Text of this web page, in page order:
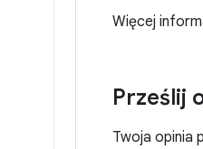
Więcej
Prześlij
Twoja opinia